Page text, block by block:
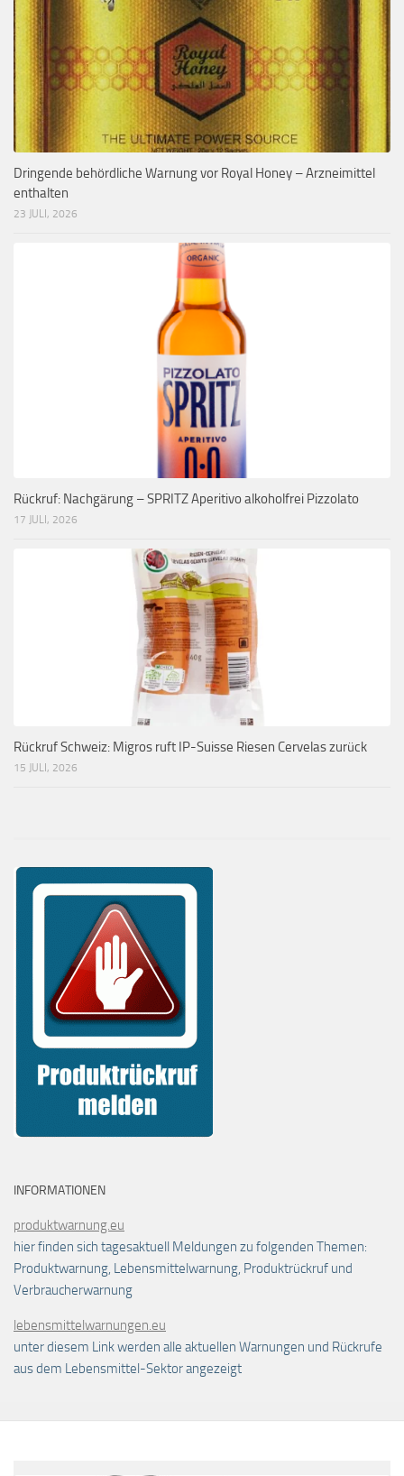
Dringende behördliche Warnung vor Royal Honey – Arzneimittel
enthalten
23 JULI, 2026
Rückruf: Nachgärung – SPRITZ Aperitivo alkoholfrei Pizzolato
17 JULI, 2026
Rückruf Schweiz: Migros ruft IP-Suisse Riesen Cervelas zurück
15 JULI, 2026
INFORMATIONEN
produktwarnung.eu
hier finden sich tagesaktuell Meldungen zu folgenden Themen:
Produktwarnung, Lebensmittelwarnung, Produktrückruf und
Verbraucherwarnung
lebensmittelwarnungen.eu
unter diesem Link werden alle aktuellen Warnungen und Rückrufe
aus dem Lebensmittel-Sektor angezeigt